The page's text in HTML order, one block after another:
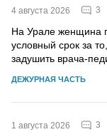
4 августа 2026 3
На Урале женщина
условный срок за
задушить врача-
ДЕЖУРНАЯ ЧАСТЬ
1 августа 2026 3